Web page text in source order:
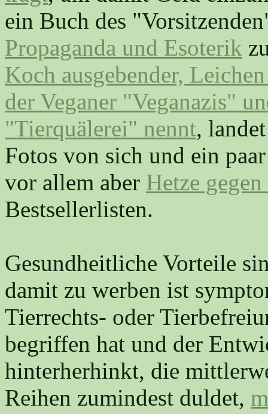
ein Buch des
Propaganda und Esoterik
Koch ausgebender,
der Veganer "Veganazis"
"Tierquälerei" nennt,
Fotos von sich und ein
vor allem aber Hetze
Bestsellerlisten.
Gesundheitliche Vorteile
damit zu werben ist
Tierrechts- oder
begriffen hat und der
hinterherhinkt, die
Reihen zumindest duldet,